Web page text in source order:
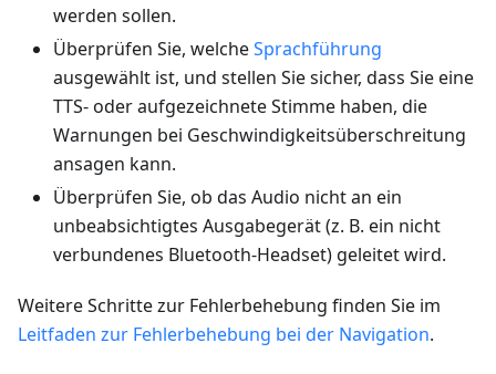
werden sollen.
Überprüfen Sie, welcheSprachführung
ausgewählt ist, und stellen Sie sicher, dass Sie eine
TTS- oder aufgezeichnete Stimme haben, die
Warnungen bei Geschwindigkeitsüberschreitung
ansagen kann.
Überprüfen Sie, ob das Audio nicht an ein
unbeabsichtigtes Ausgabegerät (z. B. ein nicht
verbundenes Bluetooth-Headset) geleitet wird.
Weitere Schritte zur Fehlerbehebung finden Sie im
Leitfaden zur Fehlerbehebung bei der Navigation.